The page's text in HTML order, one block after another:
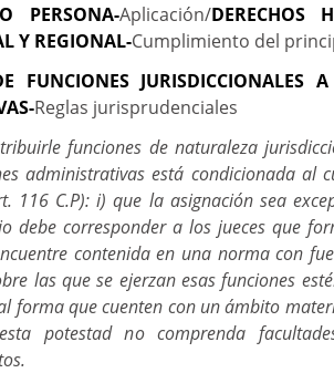
PERSONA-Aplicación/DERECHOS
Y REGIONAL-Cumplimiento del
FUNCIONES JURISDICCIONALES
Reglas jurisprudenciales
funciones de naturaleza
administrativas está condicionada al
116 C.P): i) que la asignación sea
debe corresponder a los jueces que
contenida en una norma con
las que se ejerzan esas funciones
forma que cuenten con un ámbito
potestad no comprenda